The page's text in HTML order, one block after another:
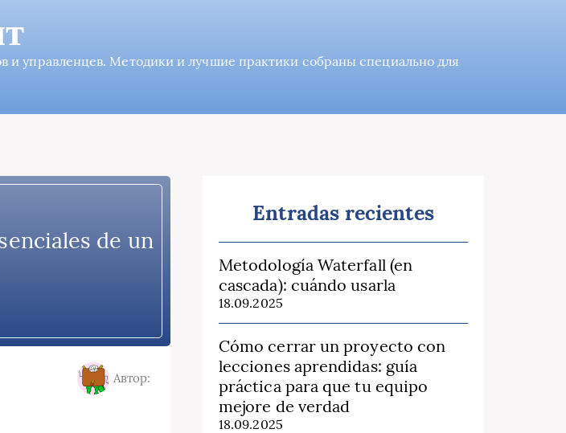
управленцев. Методики и лучшие практики собраны специально для
de un
Автор:
Entradas recientes
Metodología Waterfall (en
cascada): cuándo usarla
18.09.2025
Cómo cerrar un proyecto con
lecciones aprendidas: guía
práctica para que tu equipo
mejore de verdad
18.09.2025